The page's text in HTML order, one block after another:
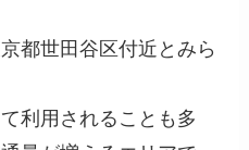
都世田谷区付近とみら
利用されることも多